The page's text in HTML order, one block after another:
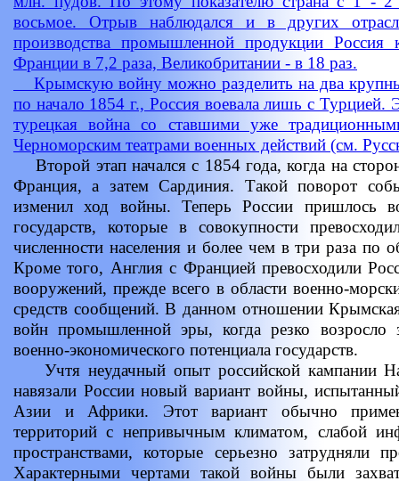
восьмое. Отрыв наблюдался и в других
производства промышленной продукции
Франции в 7,2 раза, Великобритании - в 18 раз.
Крымскую войну можно разделить на два
по начало 1854 г., Россия воевала лишь с Турцией.
турецкая война со ставшими уже
Черноморским театрами военных действий (см.
Второй этап начался с 1854 года, когда на
Франция, а затем Сардиния. Такой поворот
изменил ход войны. Теперь России пришлось
государств, которые в совокупности
численности населения и более чем в три раза по
Кроме того, Англия с Францией превосходили
вооружений, прежде всего в области военно-
средств сообщений. В данном отношении
войн промышленной эры, когда резко возросло
военно-экономического потенциала государств.
Учтя неудачный опыт российской кампании
навязали России новый вариант войны,
Азии и Африки. Этот вариант обычно
территорий с непривычным климатом, слабой
пространствами, которые серьезно затрудняли
Характерными чертами такой войны были